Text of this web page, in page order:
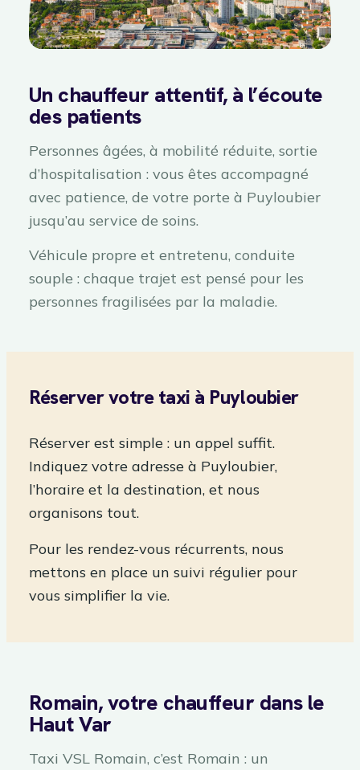
Un chauffeur attentif, à l’écoute
des patients
Personnes âgées, à mobilité réduite, sortie
d’hospitalisation : vous êtes accompagné
avec patience, de votre porte à Puyloubier
jusqu’au service de soins.
Véhicule propre et entretenu, conduite
souple : chaque trajet est pensé pour les
personnes fragilisées par la maladie.
Réserver votre taxi à Puyloubier
Réserver est simple : un appel suffit.
Indiquez votre adresse à Puyloubier,
l’horaire et la destination, et nous
organisons tout.
Pour les rendez-vous récurrents, nous
mettons en place un suivi régulier pour
vous simplifier la vie.
Romain, votre chauffeur dans le
Haut Var
Taxi VSL Romain, c’est Romain : un